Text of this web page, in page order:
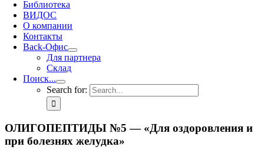
Библиотека
ВИДОС
О компании
Контакты
Back-Офис
Для партнера
Склад
Поиск...
Search for:
ОЛИГОПЕПТИДЫ №5 — «Для оздоровления и
при болезнях желудка»